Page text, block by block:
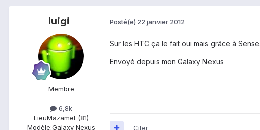
luigi
Membre
6,8k
LieuMazamet (81)
Modèle:Galaxy Nexus
Posté(e) 22 janvier 2012
Sur les HTC ça le fait oui mais grâce à Sense.
Envoyé depuis mon Galaxy Nexus
Citer